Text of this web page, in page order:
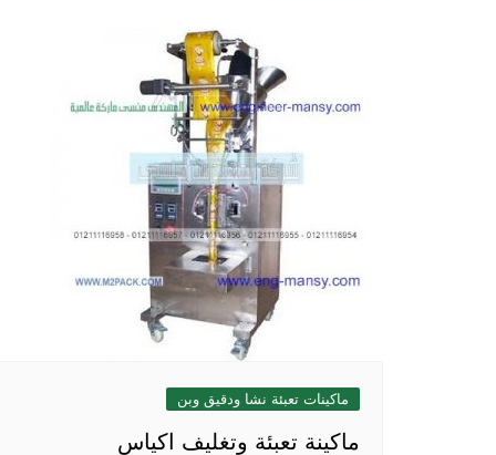
ماكينات تعبئة نشا ودقيق وبن
ماكينة تعبئة وتغليف اكياس